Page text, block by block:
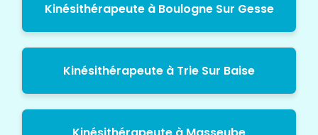
Kinésithérapeute à Boulogne Sur Gesse
Kinésithérapeute à Trie Sur Baise